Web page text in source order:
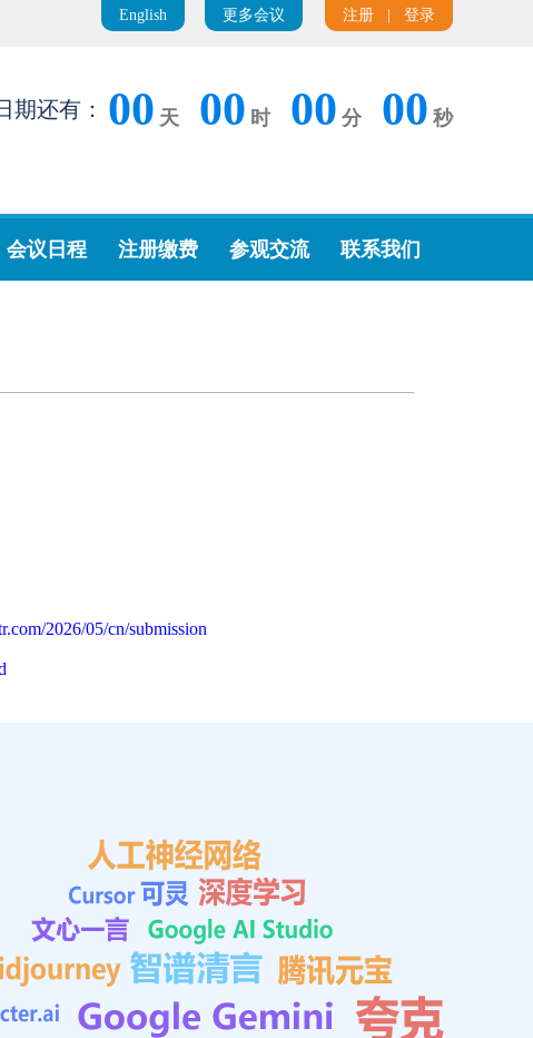
注册 登录
更多会议
English
期还有： 00 天 00 时 00 分 00 秒
会议日程 注册缴费 参观交流 联系我们
2026/05/cn/submission